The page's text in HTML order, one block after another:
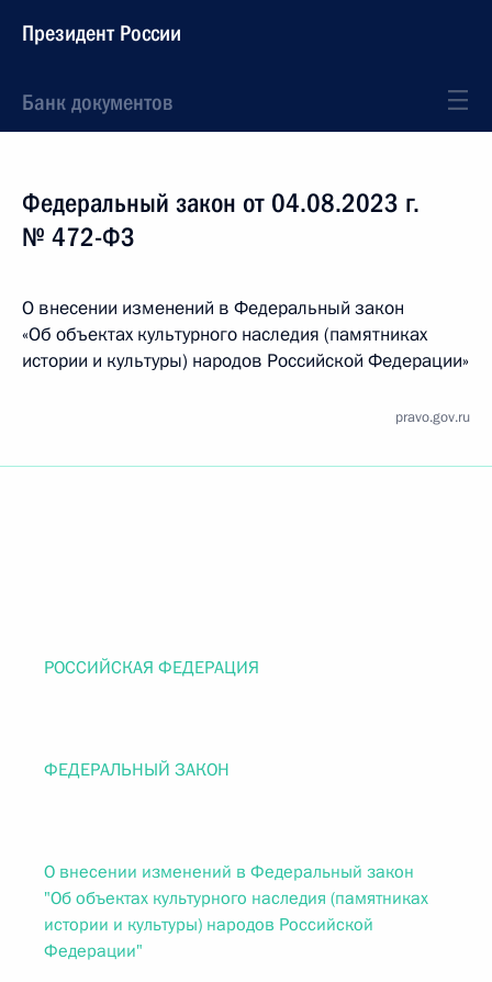
Президент России
Банк документов
Федеральный закон от 04.08.2023 г.
№ 472-ФЗ
О внесении изменений в Федеральный закон
«Об объектах культурного наследия (памятниках
истории и культуры) народов Российской Федерации»
pravo.gov.ru
РОССИЙСКАЯ ФЕДЕРАЦИЯ
ФЕДЕРАЛЬНЫЙ ЗАКОН
О внесении изменений в Федеральный закон
"Об объектах культурного наследия (памятниках
истории и культуры) народов Российской
Федерации"